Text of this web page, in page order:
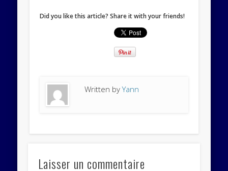
Did you like this article? Share it with your friends!
Written byYann
Laisser un commentaire